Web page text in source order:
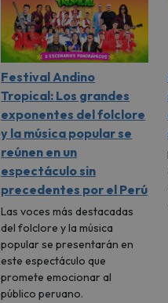
Festival Andino
Tropical: Los grandes
exponentes del folclore
y la música popular se
reúnen en un
espectáculo sin
precedentes por el Perú
Las voces más destacadas
del folclore y la música
popular se presentarán en
este espectáculo que
promete emocionar al
público peruano.